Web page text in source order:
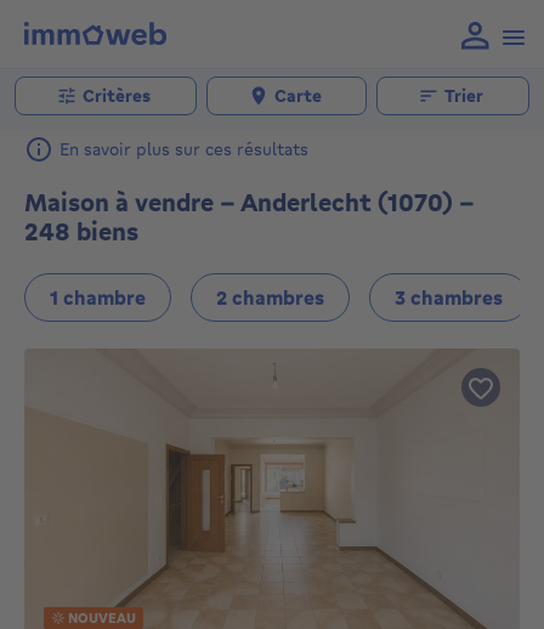
Critères Carte Trier
En savoir plus sur ces résultats
Maison à vendre - Anderlecht (1070) -
248 biens
1 chambre 2 chambres 3 chambres
NOUVEAU